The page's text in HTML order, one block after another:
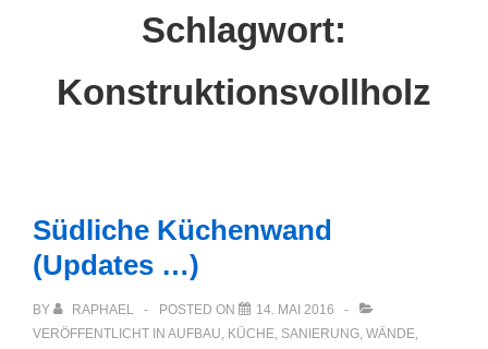
Schlagwort:
Konstruktionsvollholz
Südliche Küchenwand
(Updates …)
BY RAPHAEL POSTED ON
14. MAI 2016
VERÖFFENTLICHT IN AUFBAU, KÜCHE, SANIERUNG, WÄNDE,